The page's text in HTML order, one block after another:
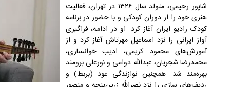
شاپور رحیمی، متولد سال ۱۳۲۶ در تهران، فعالیت
هنری خود را از دوران کودکی و با حضور در برنامه
کودک رادیو ایران آغاز کرد. او در ادامه، فراگیری
آواز ایرانی را نزد اسماعیل مهرتاش آغاز کرد و از
آموزش‌های محمود کریمی، ادیب خوانساری،
محمدرضا شجریان، عبدالله دوامی و نورعلی برومند
بهره‌مند شد. همچنین نوازندگی عود (بربط) و